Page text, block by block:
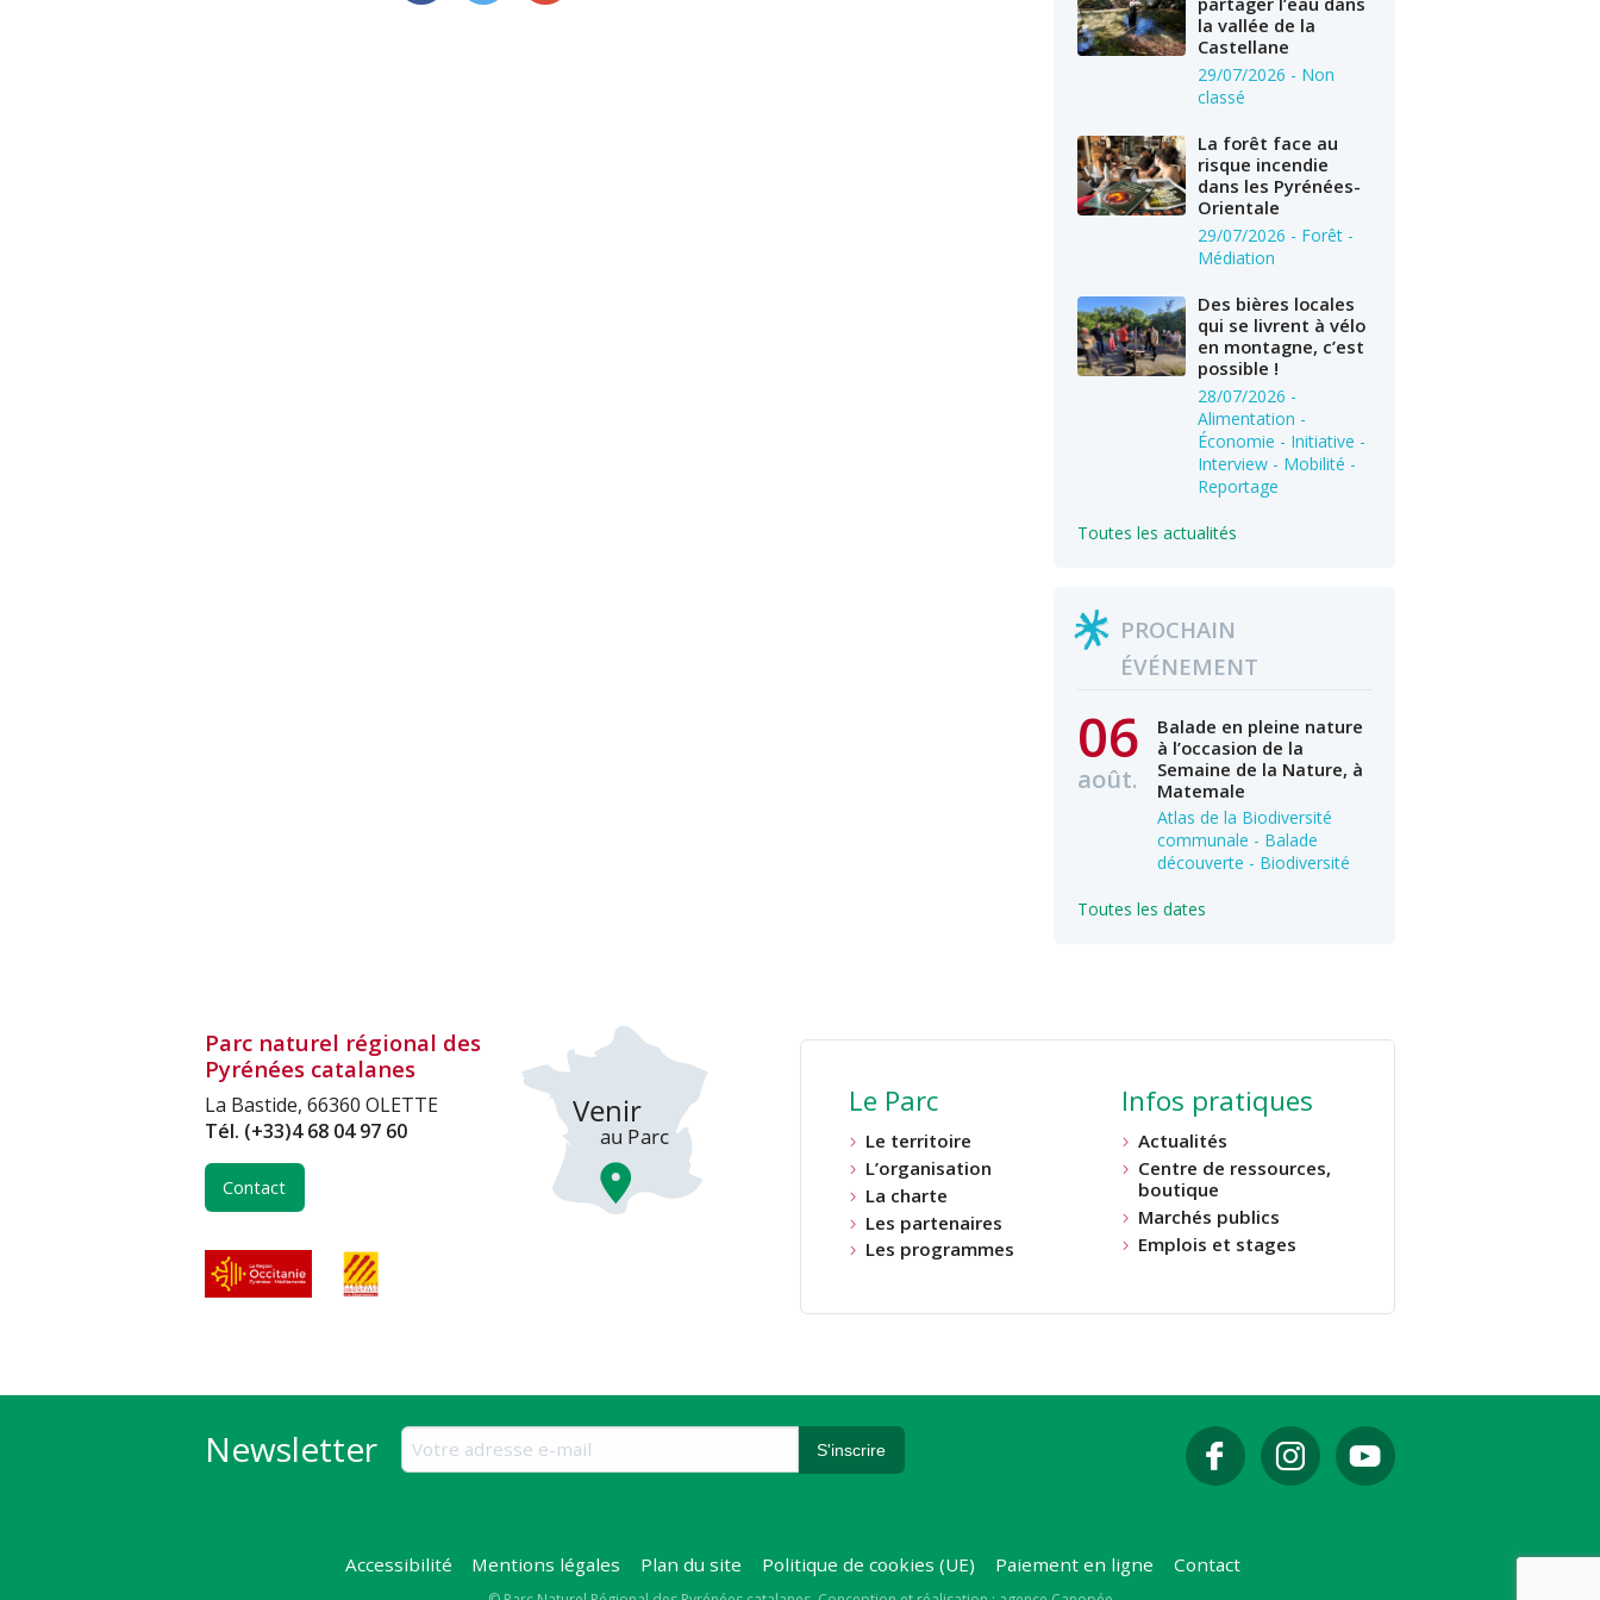
la vallée de la
Castellane
29/07/2026 - Non
classé
La forêt face au
risque incendie
dans les Pyrénées-
Orientale
29/07/2026 - Forêt -
Médiation
Des bières locales
qui se livrent à vélo
en montagne, c’est
possible !
28/07/2026 -
Alimentation -
Économie - Initiative -
Interview - Mobilité -
Reportage
Toutes les actualités
PROCHAIN
ÉVÉNEMENT
06
août.
Balade en pleine nature
à l’occasion de la
Semaine de la Nature, à
Matemale
Atlas de la Biodiversité
communale - Balade
découverte - Biodiversité
Toutes les dates
Parc naturel régional des
Pyrénées catalanes
La Bastide, 66360 OLETTE
Tél. (+33)4 68 04 97 60
Contact
Le Parc
Le territoire
L’organisation
La charte
Les partenaires
Les programmes
Infos pratiques
Actualités
Centre de ressources,
boutique
Marchés publics
Emplois et stages
Newsletter
Accessibilité Mentions légales Plan du site Politique de cookies (UE) Paiement en ligne Contact